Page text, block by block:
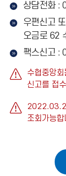
상담전화
우편신고
오금로 62
팩스신고
수협중앙
신고를 접
조회가능합